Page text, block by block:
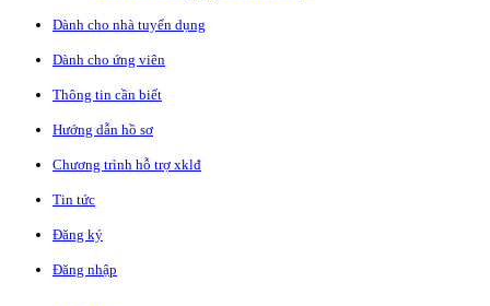
Dành cho nhà tuyển dụng
Dành cho ứng viên
Thông tin cần biết
Hướng dẫn hồ sơ
Chương trình hỗ trợ xklđ
Tin tức
Đăng ký
Đăng nhập